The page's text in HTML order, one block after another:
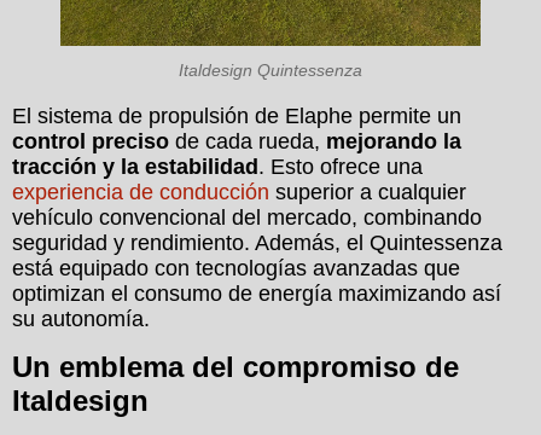
Italdesign Quintessenza
El sistema de propulsión de Elaphe permite un
control preciso de cada rueda, mejorando la
tracción y la estabilidad . Esto ofrece una
experiencia de conducción superior a cualquier
vehículo convencional del mercado, combinando
seguridad y rendimiento. Además, el Quintessenza
está equipado con tecnologías avanzadas que
optimizan el consumo de energía maximizando así
su autonomía.
Un emblema del compromiso de
Italdesign